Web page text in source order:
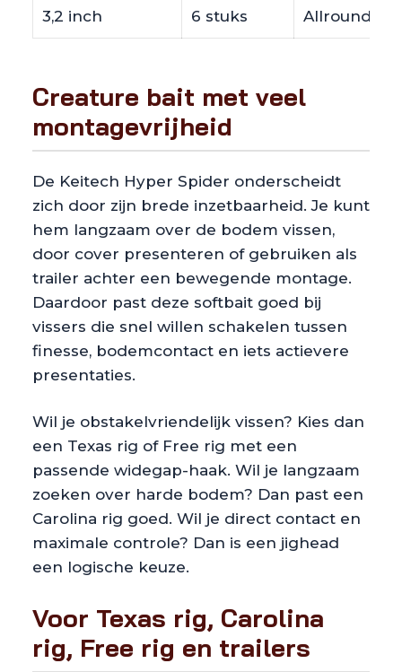
3,2 inch 6 stuks Allround
Creature bait met veel
montagevrijheid
De Keitech Hyper Spider onderscheidt
zich door zijn brede inzetbaarheid. Je kunt
hem langzaam over de bodem vissen,
door cover presenteren of gebruiken als
trailer achter een bewegende montage.
Daardoor past deze softbait goed bij
vissers die snel willen schakelen tussen
finesse, bodemcontact en iets actievere
presentaties.
Wil je obstakelvriendelijk vissen? Kies dan
een Texas rig of Free rig met een
passende widegap-haak. Wil je langzaam
zoeken over harde bodem? Dan past een
Carolina rig goed. Wil je direct contact en
maximale controle? Dan is een jighead
een logische keuze.
Voor Texas rig, Carolina
rig, Free rig en trailers